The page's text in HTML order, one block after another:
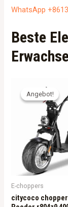
WhatsApp
Beste
Angebot!
Angebot!
E-choppers
citycoco